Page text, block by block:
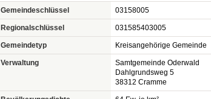
Gemeindeschlüssel 03158005
Regionalschlüssel 031585403005
Gemeindetyp Kreisangehörige Gemeinde
Verwaltung
Samtgemeinde Oderwald
Dahlgrundsweg 5
38312 Cramme